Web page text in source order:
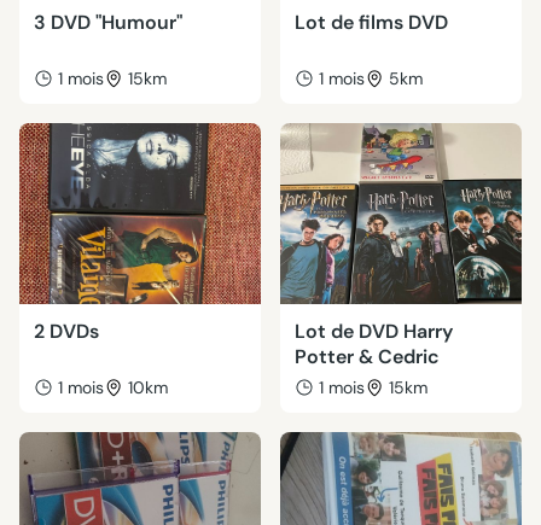
3 DVD "Humour"
1 mois 15km
Lot de films DVD
1 mois 5km
2 DVDs
1 mois 10km
Lot de DVD Harry
Potter & Cedric
1 mois 15km